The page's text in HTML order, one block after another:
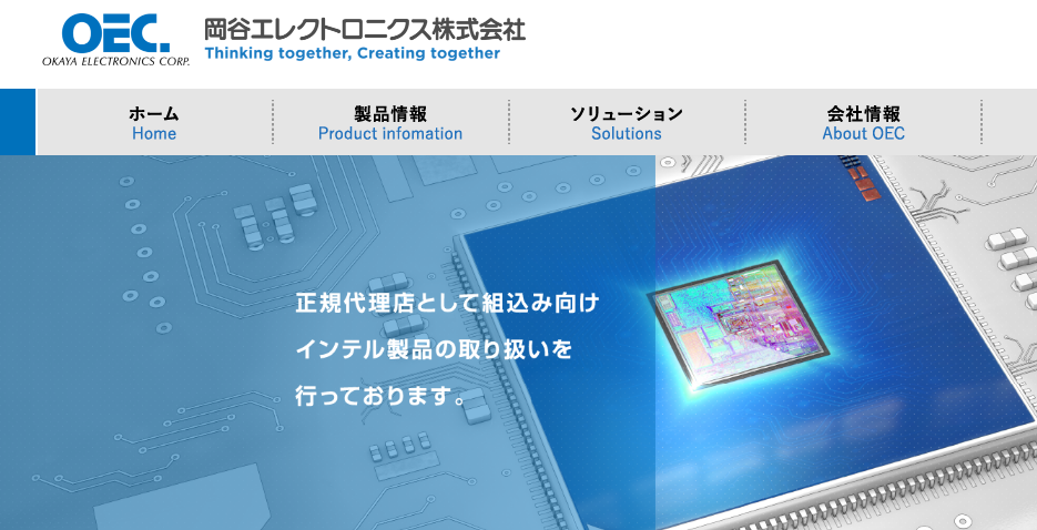
>Intel (IoT/Embedded)
>Intel Arc Graphics
ソフトウェア・クラウド
>Microsoft Azure
>Windows IoT
>Trellix
>AMI
システム
>Embeddedシステム
>オンライン資格確認端末
>周辺デバイス
サーバー/ネットワ
>Supermicro
>液体冷却ソリュ
>DCBBS
>インテル IoTソリューション
>評価開発キット
>LLMソリューション
スマートシティ・DX
>ナガレミル / 人流・交通観測
>OTセキュリティ
>Edgeシリーズ
>Elementシリーズ
>Stellarシリーズ
>ものづくりソリ
>有償技術サービス
>小型PCソリュー
>カスタムPCソリ
>台湾ソリューショ
>トップメッセージ >沿革 >拠点一覧
>その他・採用お問い合わせ >当社向けご提案フォーム